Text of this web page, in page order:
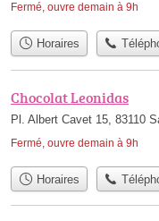
Fermé, ouvre demain à 9h
Horaires
Chocolat Leonidas
Pl. Albert Cavet 15, 83110
Fermé, ouvre demain à 9h
Horaires